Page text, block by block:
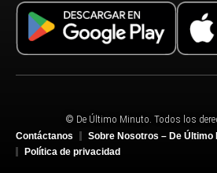
© De Último Minuto. Todos los
Contáctanos
Sobre Nosotros – De Último
Política de privacidad